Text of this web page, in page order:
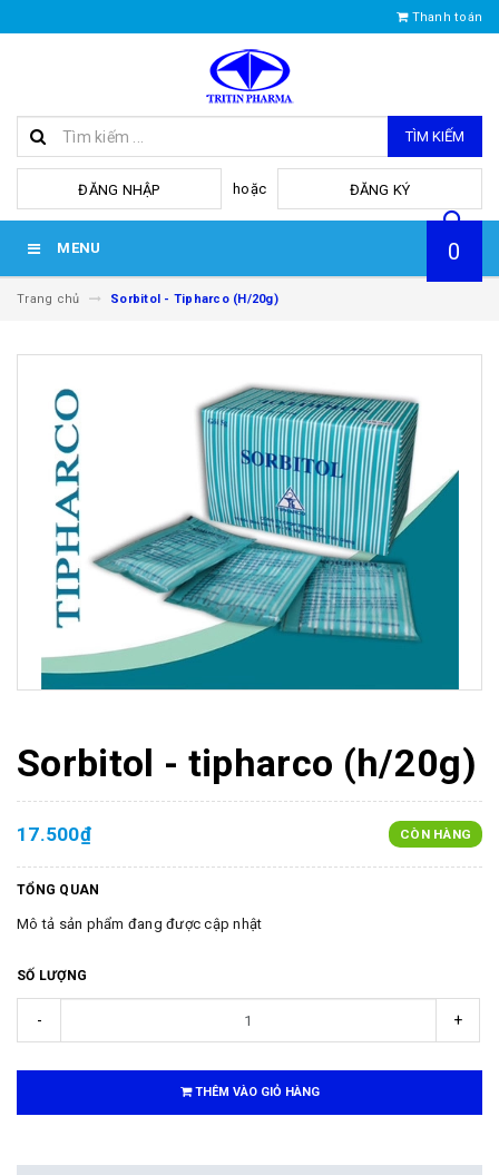
Thanh toán
TÌM KIẾM
ĐĂNG NHẬP hoặc ĐĂNG KÝ
MENU 0
Trang chủ Sorbitol - Tipharco (H/20g)
Sorbitol - tipharco (h/20g)
17.500₫ CÒN HÀNG
TỔNG QUAN
Mô tả sản phẩm đang được cập nhật
SỐ LƯỢNG
- +
THÊM VÀO GIỎ HÀNG